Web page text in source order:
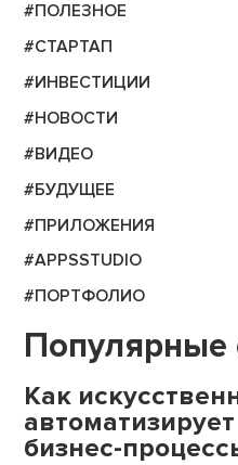
#ПОЛЕЗНОЕ
#СТАРТАП
#ИНВЕСТИЦИИ
#НОВОСТИ
#ВИДЕО
#БУДУЩЕЕ
#ПРИЛОЖЕНИЯ
#APPSSTUDIO
#ПОРТФОЛИО
Популярные
Как
бизнес-